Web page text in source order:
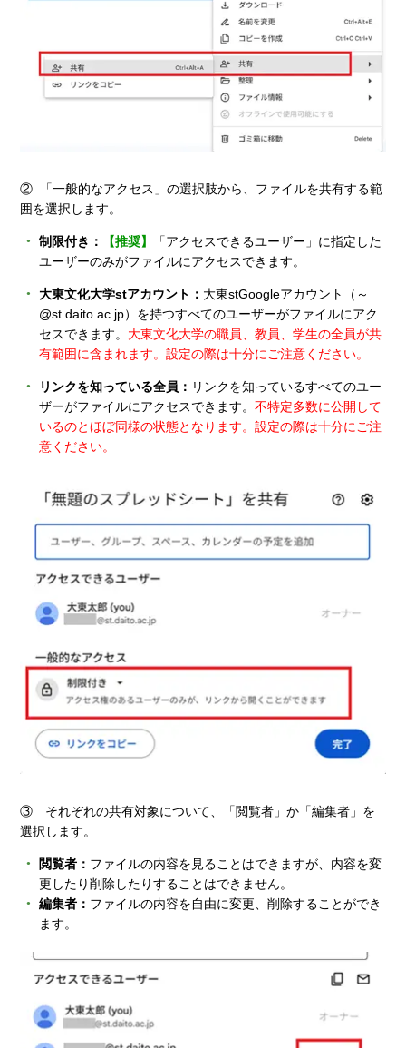
② 「一般的なアクセス」の選択肢から、ファイルを共有する範
囲を選択します。
制限付き： 【推奨】
「アクセスできるユーザー」に指定した
ユーザーのみがファイルにアクセスできます。
大東文化大学stアカウント： 大東stGoogleアカウント（～
@st.daito.ac.jp）を持つすべてのユーザーがファイルにアク
セスできます。 大東文化大学の職員、教員、学生の全員が共
有範囲に含まれます。設定の際は十分にご注意ください。
リンクを知っている全員： リンクを知っているすべてのユー
ザーがファイルにアクセスできます。不特定多数に公開して
いるのとほぼ同様の状態となります。設定の際は十分にご注
意ください。
③ それぞれの共有対象について、「閲覧者」か「編集者」を
選択します。
閲覧者： ファイルの内容を見ることはできますが、内容を変
更したり削除したりすることはできません。
編集者： ファイルの内容を自由に変更、削除することができ
ます。